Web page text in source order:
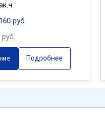
руб.
руб.
Подробнее